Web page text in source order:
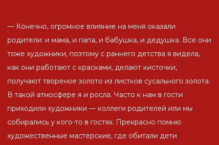
— Конечно, огромное влияние на меня оказали
родители: и мама, и папа, и бабушка, и дедушка. Все они
тоже художники, поэтому с раннего детства я видела,
как они работают с красками, делают кисточки,
получают твореное золото из листков сусального золота.
В такой атмосфере я и росла. Часто к нам в гости
приходили художники — коллеги родителей или мы
собирались у кого-то в гостях. Прекрасно помню
художественные мастерские, где обитали дети